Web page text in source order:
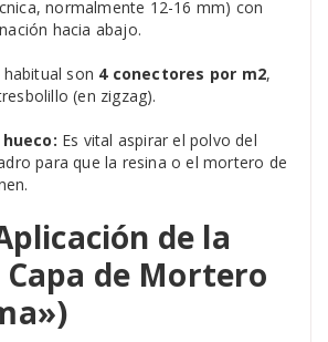
normalmente 12-16 mm) con
hacia abajo.
habitual son 4 conectores por m2,
(en zigzag).
Es vital aspirar el polvo del
para que la resina o el mortero de
de la
de Mortero